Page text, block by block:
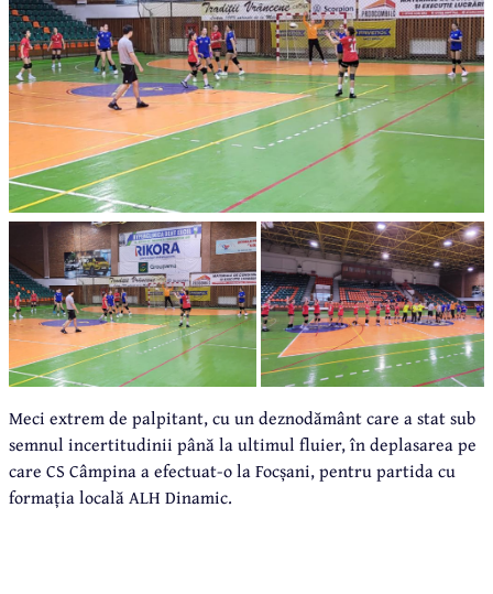
Meci extrem de palpitant, cu un deznodământ care a stat sub
semnul incertitudinii până la ultimul fluier, în deplasarea pe
care CS Câmpina a efectuat-o la Focșani, pentru partida cu
formația locală ALH Dinamic.